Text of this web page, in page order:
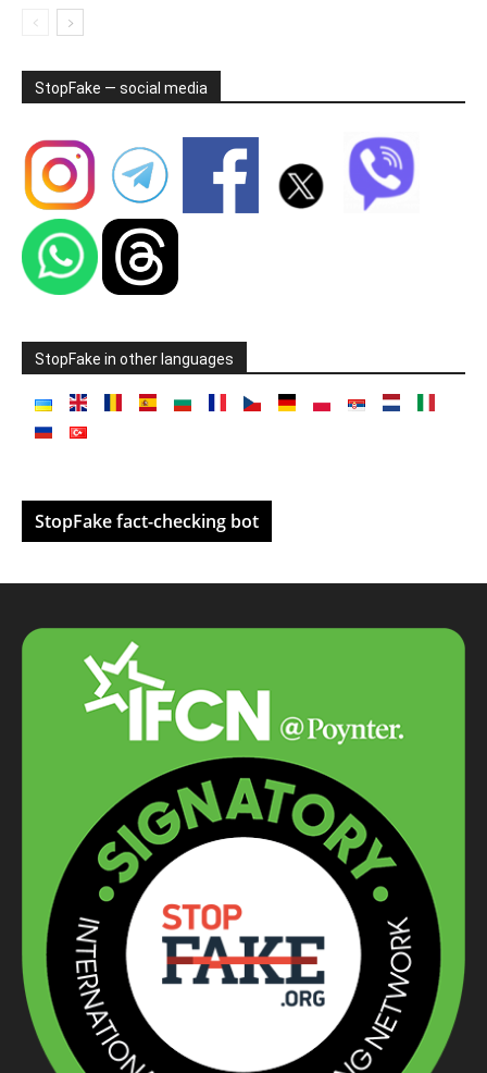
StopFake — social media
StopFake in other languages
StopFake fact-checking bot